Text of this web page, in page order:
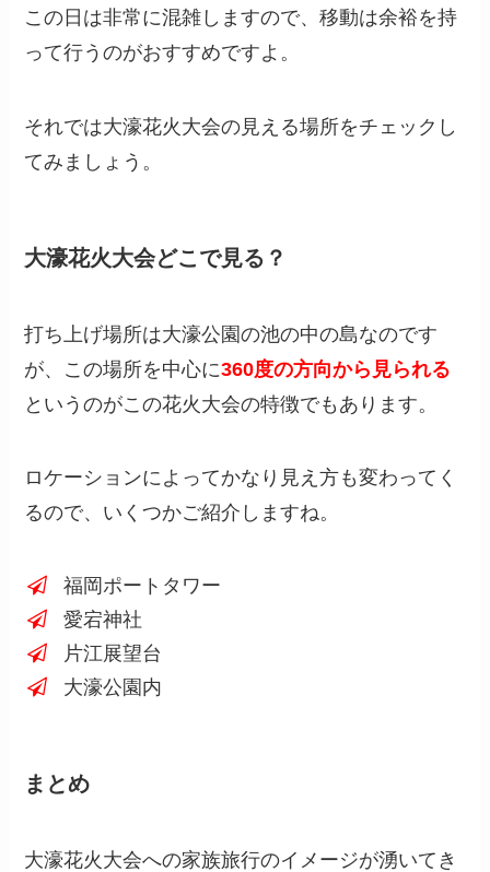
この日は非常に混雑しますので、移動は余裕を持
って行うのがおすすめですよ。
それでは大濠花火大会の見える場所をチェックし
てみましょう。
大濠花火大会どこで見る？
打ち上げ場所は大濠公園の池の中の島なのです
が、この場所を中心に360度の方向から見られる
というのがこの花火大会の特徴でもあります。
ロケーションによってかなり見え方も変わってく
るので、いくつかご紹介しますね。
福岡ポートタワー
愛宕神社
片江展望台
大濠公園内
まとめ
大濠花火大会への家族旅行のイメージが湧いてき